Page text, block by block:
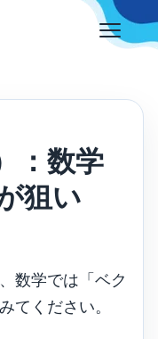
：数学
狙い
数学では「ベク
てください。